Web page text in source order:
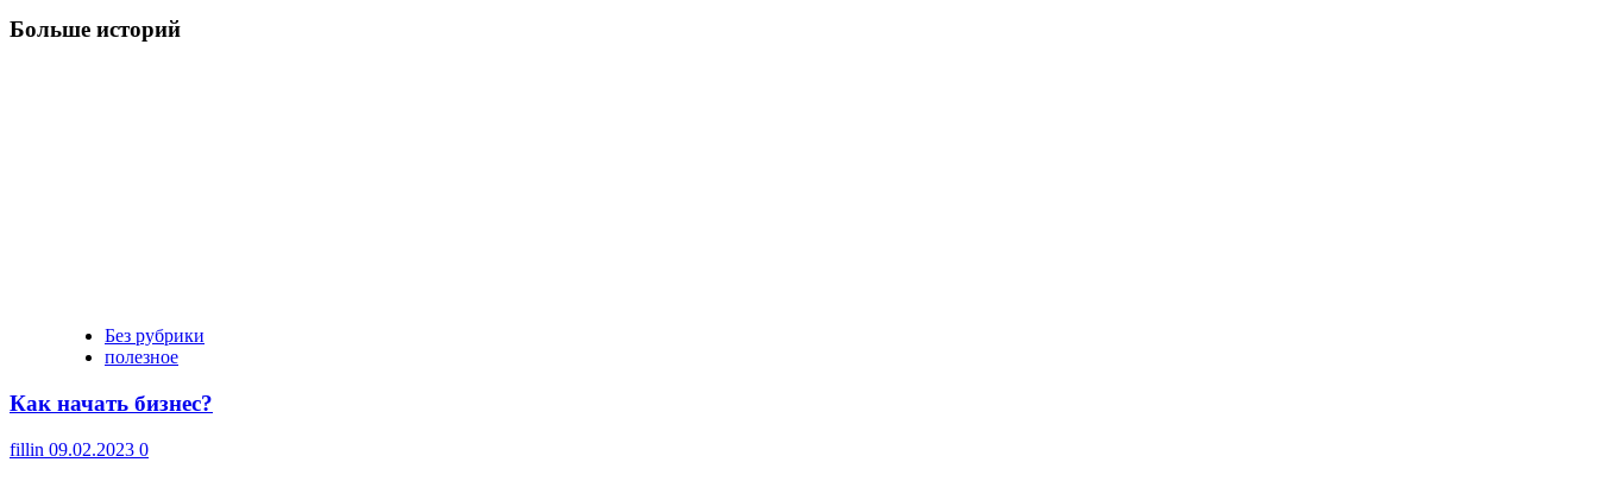
Больше историй
Без рубрики
полезное
Как начать бизнес?
fillin 09.02.2023 0